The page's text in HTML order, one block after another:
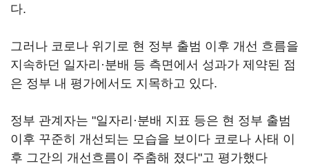
다.
그러나 코로나 위기로 현 정부 출범 이후 개선 흐름을
지속하던 일자리·분배 등 측면에서 성과가 제약된 점
은 정부 내 평가에서도 지목하고 있다.
정부 관계자는 "일자리·분배 지표 등은 현 정부 출범
이후 꾸준히 개선되는 모습을 보이다 코로나 사태 이
후 그간의 개선흐름이 주춤해 졌다"고 평가했다